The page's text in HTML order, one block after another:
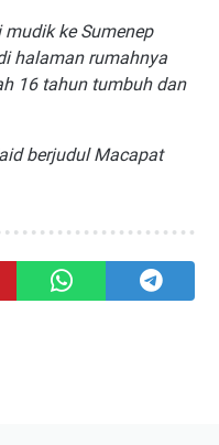
ke Sumenep
halaman rumahnya
16 tahun tumbuh dan
berjudul Macapat